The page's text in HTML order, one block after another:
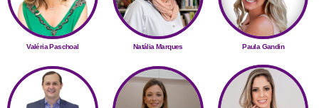
Valéria Paschoal Natália Marques Paula Gandin